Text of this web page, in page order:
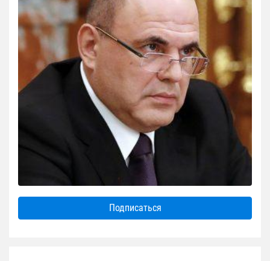
Подписаться